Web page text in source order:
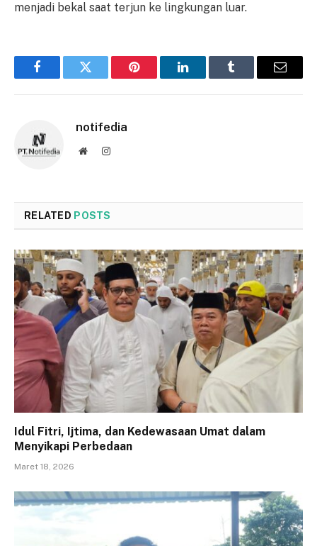
menjadi bekal saat terjun ke lingkungan luar.
FacebookTwitter Pinterest LinkedInTumblr Email
notifedia
WebsiteInstagram
RELATED POSTS
Idul Fitri, Ijtima, dan Kedewasaan Umat dalam
Menyikapi Perbedaan
Maret 18, 2026